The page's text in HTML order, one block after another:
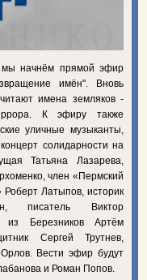
мы начнём прямой эфир
имён". Вновь
имена земляков -
К эфиру также
уличные музыканты,
солидарности на
Татьяна Лазарева,
член «Пермский
Латыпов, историк
писатель Виктор
из Березников Артём
Сергей Трутнев,
Вести эфир будут
и Роман Попов.